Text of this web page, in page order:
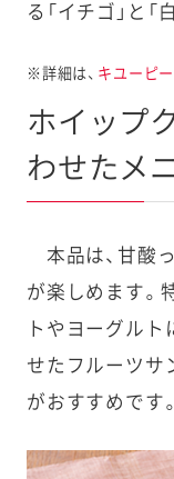
る「イチゴ」と
※詳細は、 キユーピ
ホイップ
わせたメ
本品は、甘酸
が楽しめます。
トやヨーグルト
せたフルーツサ
がおすすめです。